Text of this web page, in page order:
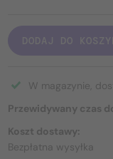
DODAJ DO
W magazynie,
Przewidywany czas
Koszt dostawy:
Bezpłatna wysyłka